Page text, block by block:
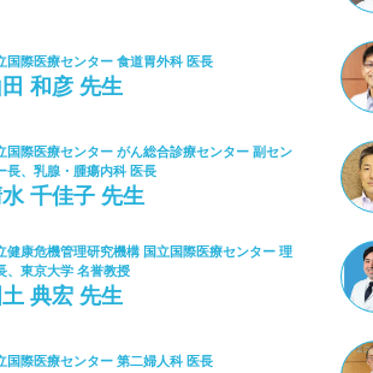
国際医療センター 食道胃外科 医長
和彦 先生
国際医療センター がん総合診療センター 副セン
長、乳腺・腫瘍内科 医長
千佳子 先生
健康危機管理研究機構 国立国際医療センター 理
、東京大学 名誉教授
土 典宏 先生
国際医療センター 第二婦人科 医長